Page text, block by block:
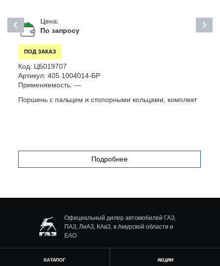
Цена:
По запросу
ПОД ЗАКАЗ
Код: ЦБ019707
Артикул: 405.1004014-БР
Применяемость: —
Поршень с пальцем и стопорными кольцами, комплект
Подробнее
Официальный дилер автомобилей ГАЗ,
ПАЗ, ЛиАЗ, КАвЗ, в Амурской области и
ЕАО
КАТАЛОГ АКЦИИ